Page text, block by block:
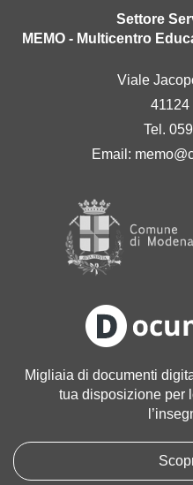
Settore
MEMO - Multicentro
Viale
41124
Tel.
Email:
Migliaia di documenti
tua disposizione per